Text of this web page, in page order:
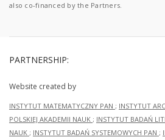
also co-financed by the Partners.
PARTNERSHIP:
Website created by
INSTYTUT MATEMATYCZNY PAN ; INSTYTUT
POLSKIEJ AKADEMII NAUK ; INSTYTUT BADAŃ
NAUK ; INSTYTUT BADAŃ SYSTEMOWYCH PAN ;